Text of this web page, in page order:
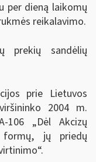
per dieną laikomų
reikalavimo.
prekių sandėlių
prie Lietuvos
2004 m.
106 „Dėl Akcizų
formų, jų priedų